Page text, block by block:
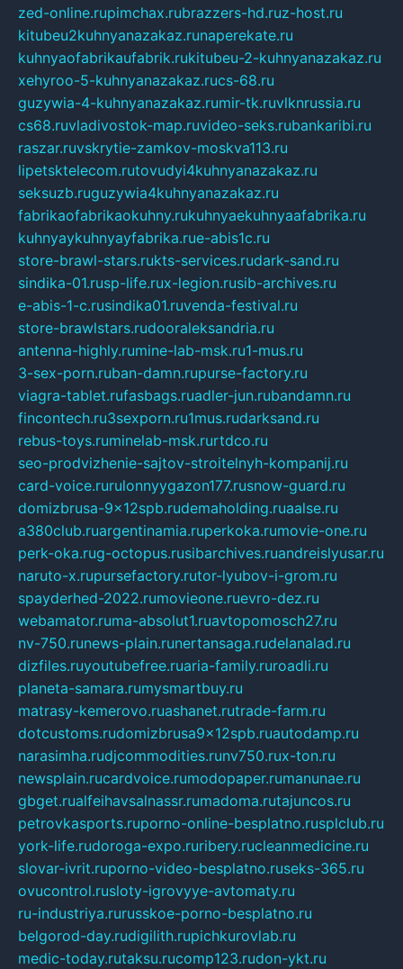
zed-online.rupimchax.rubrazzers-hd.ruz-host.ru
kitubeu2kuhnyanazakaz.runaperekate.ru
kuhnyaofabrikaufabrik.rukitubeu-2-kuhnyanazakaz.ru
xehyroo-5-kuhnyanazakaz.rucs-68.ru
guzywia-4-kuhnyanazakaz.rumir-tk.ruvlknrussia.ru
cs68.ruvladivostok-map.ruvideo-seks.rubankaribi.ru
raszar.ruvskrytie-zamkov-moskva113.ru
lipetsktelecom.rutovudyi4kuhnyanazakaz.ru
seksuzb.ruguzywia4kuhnyanazakaz.ru
fabrikaofabrikaokuhny.rukuhnyaekuhnyaafabrika.ru
kuhnyaykuhnyayfabrika.rue-abis1c.ru
store-brawl-stars.rukts-services.rudark-sand.ru
sindika-01.rusp-life.rux-legion.rusib-archives.ru
e-abis-1-c.rusindika01.ruvenda-festival.ru
store-brawlstars.rudooraleksandria.ru
antenna-highly.rumine-lab-msk.ru1-mus.ru
3-sex-porn.ruban-damn.rupurse-factory.ru
viagra-tablet.rufasbags.ruadler-jun.rubandamn.ru
fincontech.ru3sexporn.ru1mus.rudarksand.ru
rebus-toys.ruminelab-msk.rurtdco.ru
seo-prodvizhenie-sajtov-stroitelnyh-kompanij.ru
card-voice.rurulonnyygazon177.rusnow-guard.ru
domizbrusa-9x12spb.rudemaholding.ruaalse.ru
a380club.ruargentinamia.ruperkoka.rumovie-one.ru
perk-oka.rug-octopus.rusibarchives.ruandreislyusar.ru
naruto-x.rupursefactory.rutor-lyubov-i-grom.ru
spayderhed-2022.rumovieone.ruevro-dez.ru
webamator.ruma-absolut1.ruavtopomosch27.ru
nv-750.runews-plain.runertansaga.rudelanalad.ru
dizfiles.ruyoutubefree.ruaria-family.ruroadli.ru
planeta-samara.rumysmartbuy.ru
matrasy-kemerovo.ruashanet.rutrade-farm.ru
dotcustoms.rudomizbrusa9x12spb.ruautodamp.ru
narasimha.rudjcommodities.runv750.rux-ton.ru
newsplain.rucardvoice.rumodopaper.rumanunae.ru
gbget.rualfeihavsalnassr.rumadoma.rutajuncos.ru
petrovkasports.ruporno-online-besplatno.rusplclub.ru
york-life.rudoroga-expo.ruribery.rucleanmedicine.ru
slovar-ivrit.ruporno-video-besplatno.ruseks-365.ru
ovucontrol.rusloty-igrovyye-avtomaty.ru
ru-industriya.rurusskoe-porno-besplatno.ru
belgorod-day.rudigilith.rupichkurovlab.ru
medic-today.rutaksu.rucomp123.rudon-ykt.ru